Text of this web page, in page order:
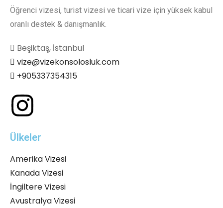
Öğrenci vizesi, turist vizesi ve ticari vize için yüksek kabul
oranlı destek & danışmanlık.
Beşiktaş, İstanbul
vize@vizekonsolosluk.com
+905337354315
Ülkeler
Amerika Vizesi
Kanada Vizesi
İngiltere Vizesi
Avustralya Vizesi